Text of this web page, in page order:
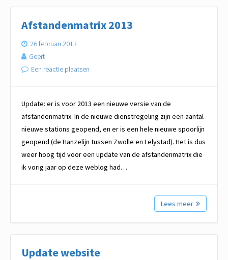
Afstandenmatrix 2013
26 februari 2013
Geert
Een reactie plaatsen
Update: er is voor 2013 een nieuwe versie van de
afstandenmatrix. In de nieuwe dienstregeling zijn een aantal
nieuwe stations geopend, en er is een hele nieuwe spoorlijn
geopend (de Hanzelijn tussen Zwolle en Lelystad). Het is dus
weer hoog tijd voor een update van de afstandenmatrix die
ik vorig jaar op deze weblog had…
Lees meer
Update website